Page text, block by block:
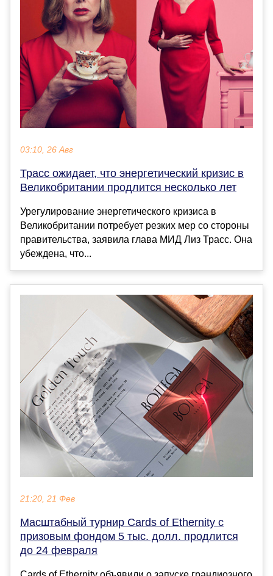
03:10, 26 Авг
Трасс ожидает, что энергетический кризис в
Великобритании продлится несколько лет
Урегулирование энергетического кризиса в
Великобритании потребует резких мер со стороны
правительства, заявила глава МИД Лиз Трасс. Она
убеждена, что...
21:20, 21 Фев
Масштабный турнир Cards of Ethernity с
призовым фондом 5 тыс. долл. продлится
до 24 февраля